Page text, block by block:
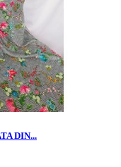
DIN...